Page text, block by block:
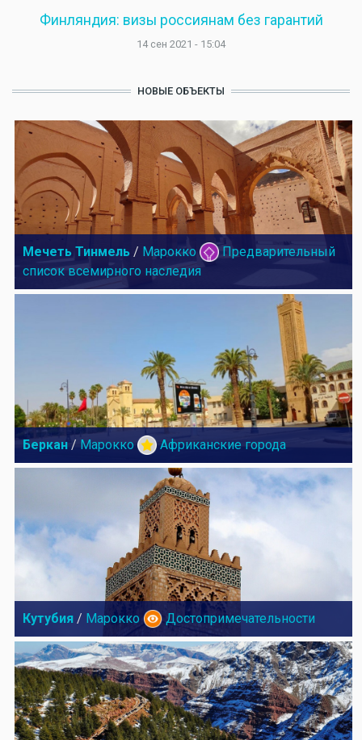
Финляндия: визы россиянам без гарантий
14 сен 2021 - 15:04
НОВЫЕ ОБЪЕКТЫ
Мечеть Тинмель / Марокко
Предварительный
список всемирного наследия
Беркан / Марокко Африканские города
Кутубия / Марокко Достопримечательности